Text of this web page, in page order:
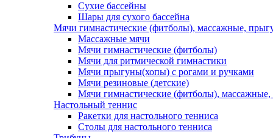
Сухие бассейны
Шары для сухого бассейна
Мячи гимнастические (фитболы), массажные,
Массажные мячи
Мячи гимнастические (фитболы)
Мячи для ритмической гимнастики
Мячи прыгуны(хопы) с рогами и ручками
Мячи резиновые (детские)
Мячи гимнастические (фитболы),
Настольный теннис
Ракетки для настольного тенниса
Столы для настольного тенниса